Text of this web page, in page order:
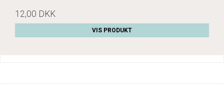
12,00 DKK
VIS PRODUKT